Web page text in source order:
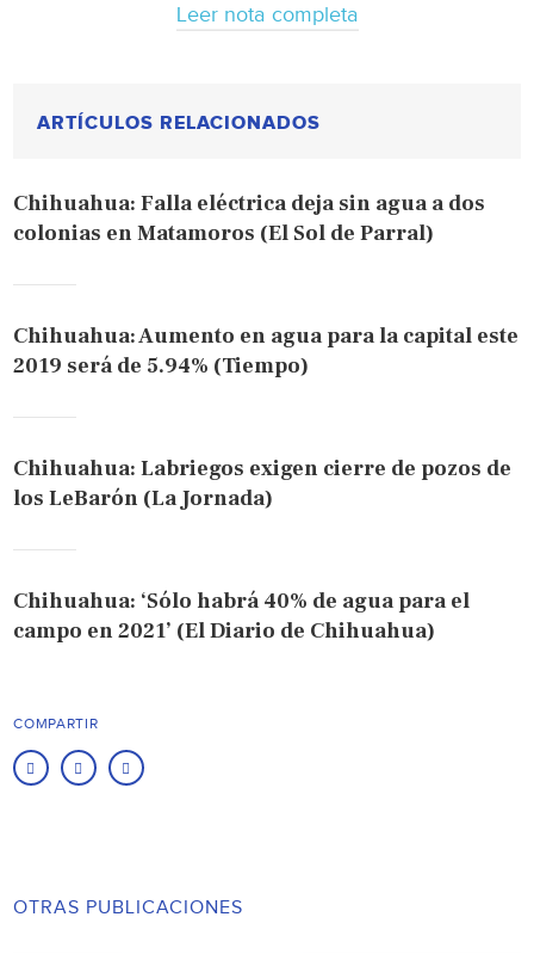
Leer nota completa
ARTÍCULOS RELACIONADOS
Chihuahua: Falla eléctrica deja sin agua a dos
colonias en Matamoros (El Sol de Parral)
Chihuahua: Aumento en agua para la capital este
2019 será de 5.94% (Tiempo)
Chihuahua: Labriegos exigen cierre de pozos de
los LeBarón (La Jornada)
Chihuahua: ‘Sólo habrá 40% de agua para el
campo en 2021’ (El Diario de Chihuahua)
COMPARTIR
OTRAS PUBLICACIONES